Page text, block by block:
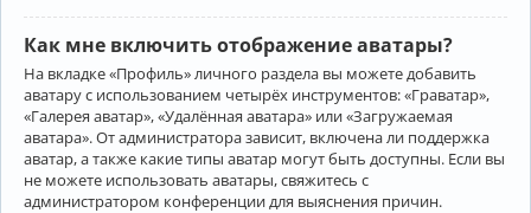
Как мне включить отображение аватары?
На вкладке «Профиль» личного раздела вы можете добавить
аватару с использованием четырёх инструментов: «Граватар»,
«Галерея аватар», «Удалённая аватара» или «Загружаемая
аватара». От администратора зависит, включена ли поддержка
аватар, а также какие типы аватар могут быть доступны. Если вы
не можете использовать аватары, свяжитесь с
администратором конференции для выяснения причин.